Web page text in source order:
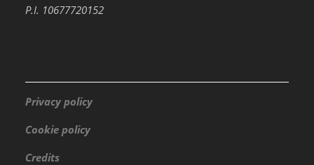
P.I. 10677720152
Privacy policy
Cookie policy
Credits